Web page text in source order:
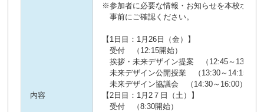
内容
※参加者に必要な情報・お知らせを本校ホー
事前にご確認ください。
【1日目：1月26日（金）】
受付 （12:15開始）
挨拶・未来デザイン提案 （12:45～13:25）
未来デザイン公開授業 （13:30～14:15）
未来デザイン協議会 （14:30～16:00）
【2日目：1月2７日（土）】
受付 （8:30開始）